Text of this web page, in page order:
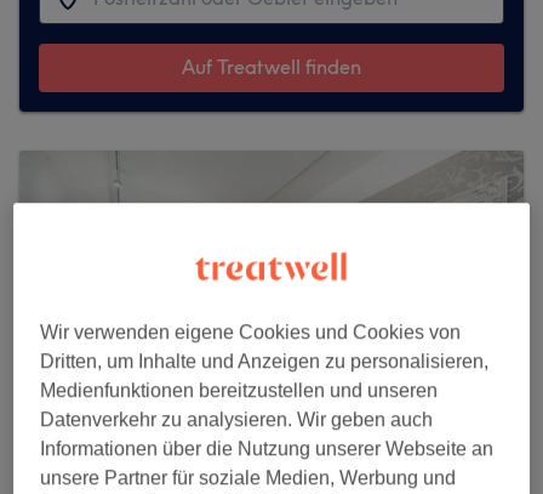
Auf Treatwell finden
Wir verwenden eigene Cookies und Cookies von
Dritten, um Inhalte und Anzeigen zu personalisieren,
Medienfunktionen bereitzustellen und unseren
Datenverkehr zu analysieren. Wir geben auch
Informationen über die Nutzung unserer Webseite an
unsere Partner für soziale Medien, Werbung und